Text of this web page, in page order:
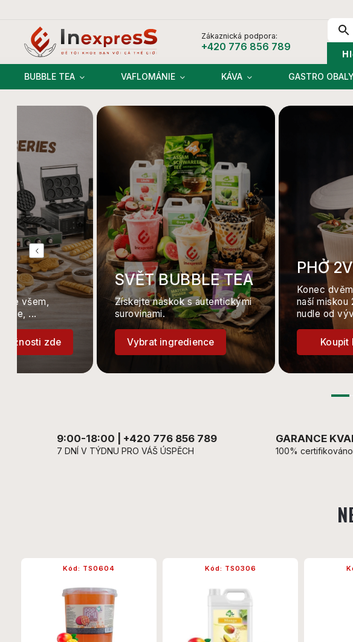
Zákaznická podpora:
+420 776 856 789
BUBBLE TEA VAFLOMÁNIE KÁVA GASTRO OBALY
Previous
všem,
...
zde
SVĚT BUBBLE TEA
Získejte náskok s autentickými
surovinami.
Vybrat ingredience
PHỞ
Konec
naší miskou
nudle od
Koupit
9:00-18:00 | +420 776 856 789
7 DNÍ V TÝDNU PRO VÁŠ ÚSPĚCH
GARANCE
100%
Kód:TS0604 Kód:TS0306